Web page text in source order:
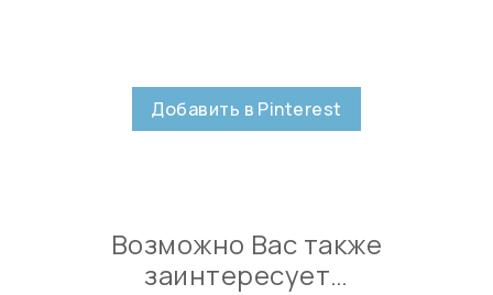
Добавить в Pinterest
Возможно Вас также
заинтересует…